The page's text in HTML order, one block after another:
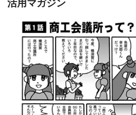
活用マガジン